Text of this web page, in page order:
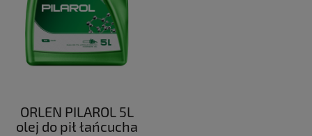
ORLEN PILAROL 5L
olej do pił łańcucha